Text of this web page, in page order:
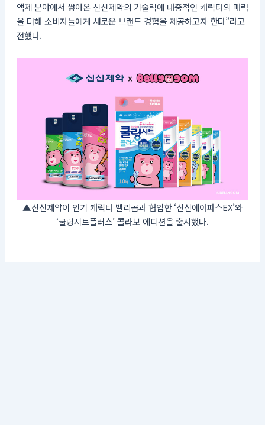
액제 분야에서 쌓아온 신신제약의 기술력에 대중적인 캐릭터의 매력
을 더해 소비자들에게 새로운 브랜드 경험을 제공하고자 한다”라고
전했다.
▲신신제약이 인기 캐릭터 벨리곰과 협업한 ‘신신에어파스EX’와
‘쿨링시트플러스’ 콜라보 에디션을 출시했다.